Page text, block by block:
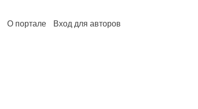
О портале Вход для авторов